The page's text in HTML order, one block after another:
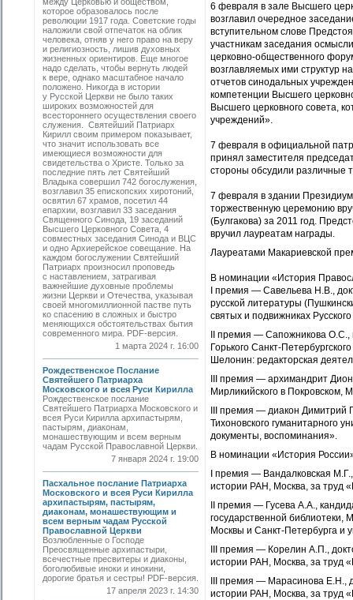
которое образовалось после
революции 1917 года. Советские годы
наложили свой отпечаток на облик
человека, отняв у него право на веру
и религиозность, лишив духовных
жизненных ориентиров. Еще многое
надо сделать, чтобы вернуть людей
к вере, однако масштабное начало
положено. Никогда в истории
у Русской Церкви не было таких
широких возможностей для
всестороннего осуществления своего
служения. Святейший Патриарх
Кирилл своим примером показывает,
что значит использовать все
имеющиеся возможности для
свидетельства о Христе. Только за
последние пять лет Святейший
Владыка совершил 742 богослужения,
возглавил 35 епископских хиротоний,
освятил 67 храмов, посетил 44
епархии, возглавил 33 заседания
Священного Синода, 19 заседаний
Высшего Церковного Совета, 4
совместных заседания Синода и ВЦС
и одно Архиерейское совещание. На
каждом богослужении Святейший
Патриарх произносил проповедь
с наставлением, затрагивая
важнейшие духовные проблемы
жизни Церкви и Отечества, указывая
своей многомиллионной пастве путь
ко спасению в сложных и быстро
меняющихся обстоятельствах бытия
современного мира. PDF-версия.
1 марта 2024 г. 16:00
Рождественское Послание
Святейшего Патриарха
Московского и всея Руси Кирилла
Рождественское послание
Святейшего Патриарха Московского и
всея Руси Кирилла архипастырям,
пастырям, диаконам,
монашествующим и всем верным
чадам Русской Православной Церкви.
7 января 2024 г. 19:00
Пасхальное послание Патриарха
Московского и всея Руси Кирилла
архипастырям, пастырям,
диаконам, монашествующим и
всем верным чадам Русской
Православной Церкви
Возлюбленные о Господе
Преосвященные архипастыри,
всечестные пресвитеры и диаконы,
боголюбивые иноки и инокини,
дорогие братья и сестры! PDF-версия.
17 апреля 2023 г. 14:30
6 февраля в зале Высшего
возглавил очередное
вступительном слове
участникам заседания
церковно-общественного
возглавляемых ими структур
отчетов синодальных
компетенции Высшего
Высшего церковного совета,
учреждений».
7 февраля в официальной
принял заместителя
стороны обсудили различные
7 февраля в здании
торжественную церемонию
(Булгакова) за 2011 год.
вручил лауреатам награды.
Лауреатами Макариевской
В номинации «История
I премия — Савельева Н.В.,
русской литературы
святых и подвижниках
II премия — Сапожникова О.С.,
Горького Санкт-
Шелонин: редакторская
III премия — архимандрит
Мирликийского в
III премия — диакон Димитрий
Тихоновского гуманитарного
документы, воспоминания».
В номинации «История
I премия — Вандалковская
истории РАН, Москва, за труд
II премия — Гусева А.А.,
государственной библиотеки,
Москвы и Санкт-Петербурга и
III премия — Корелин А.П.,
истории РАН, Москва, за труд
III премия — Марасинова Е.Н.,
истории РАН, Москва, за труд